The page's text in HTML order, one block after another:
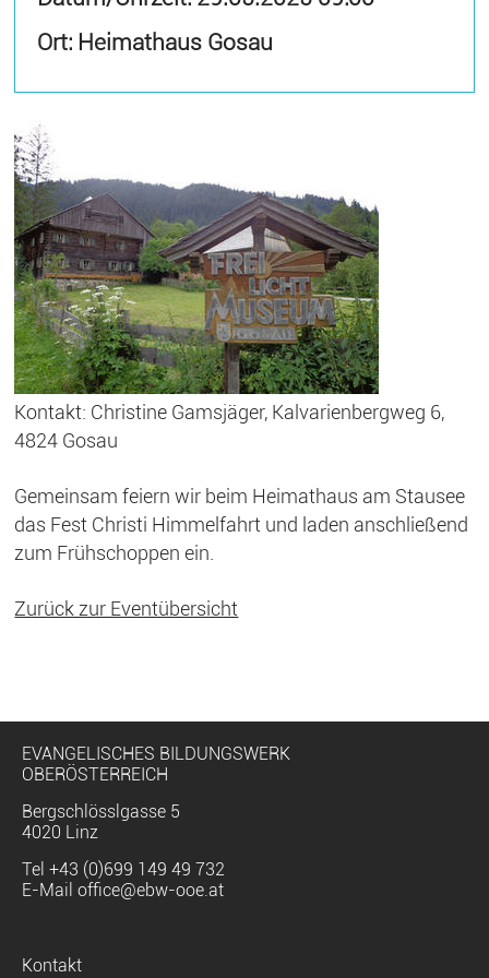
Ort: Heimathaus Gosau
Kontakt: Christine Gamsjäger, Kalvarienbergweg 6,
4824 Gosau
Gemeinsam feiern wir beim Heimathaus am Stausee
das Fest Christi Himmelfahrt und laden anschließend
zum Frühschoppen ein.
Zurück zur Eventübersicht
EVANGELISCHES BILDUNGSWERK
OBERÖSTERREICH
Bergschlösslgasse 5
4020 Linz
Tel +43 (0)699 149 49 732
E-Mail office@ebw-ooe.at
Navigation
Kontakt